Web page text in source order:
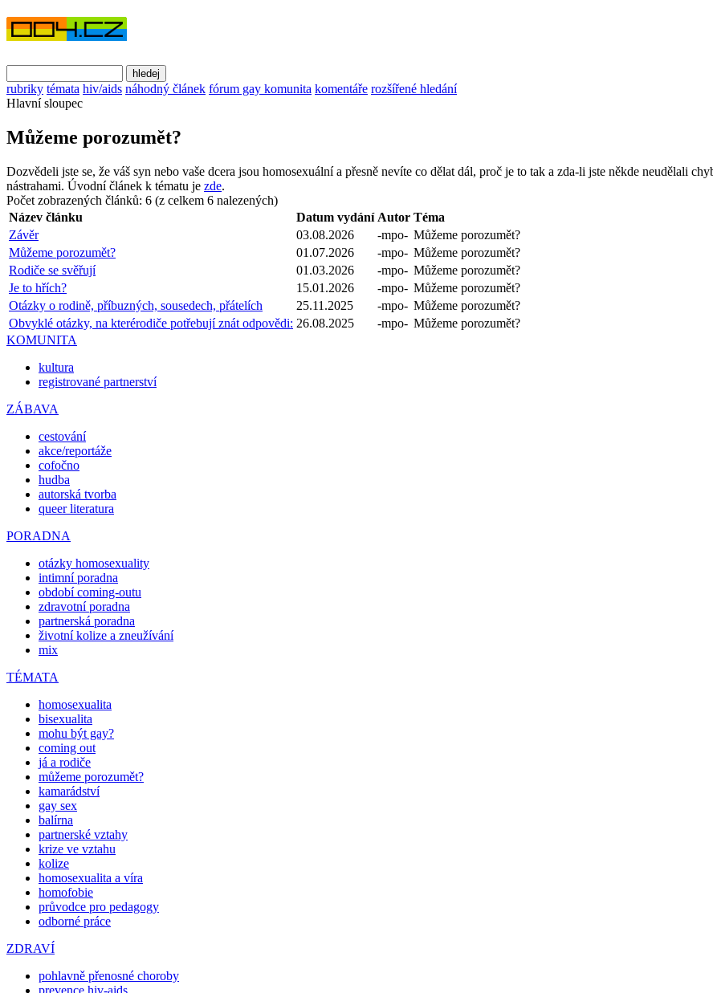
rubriky témata hiv/aids náhodný článek fórum gay komunita komentáře rozšířené hledání
Hlavní sloupec
Můžeme porozumět?
Dozvědeli jste se, že váš syn nebo vaše dcera jsou homosexuální a přesně nevíte co dělat dál, proč je to tak a zda-li jste někde neudělali
nástrahami. Úvodní článek k tématu je zde.
Počet zobrazených článků: 6 (z celkem 6 nalezených)
Název článku
Datum vydání Autor Téma
Závěr
03.08.2026 -mpo- Můžeme porozumět?
Můžeme porozumět?
01.07.2026 -mpo- Můžeme porozumět?
Rodiče se svěřují
01.03.2026 -mpo- Můžeme porozumět?
Je to hřích?
15.01.2026 -mpo- Můžeme porozumět?
Otázky o rodině, příbuzných, sousedech, přátelích
25.11.2025 -mpo- Můžeme porozumět?
Obvyklé otázky, na kterérodiče potřebují znát odpovědi: 26.08.2025 -mpo- Můžeme porozumět?
KOMUNITA
kultura
registrované partnerství
ZÁBAVA
cestování
akce/reportáže
cofočno
hudba
autorská tvorba
queer literatura
PORADNA
otázky homosexuality
intimní poradna
období coming-outu
zdravotní poradna
partnerská poradna
životní kolize a zneužívání
mix
TÉMATA
homosexualita
bisexualita
mohu být gay?
coming out
já a rodiče
můžeme porozumět?
kamarádství
gay sex
balírna
partnerské vztahy
krize ve vztahu
kolize
homosexualita a víra
homofobie
průvodce pro pedagogy
odborné práce
ZDRAVÍ
pohlavně přenosné choroby
prevence hiv-aids